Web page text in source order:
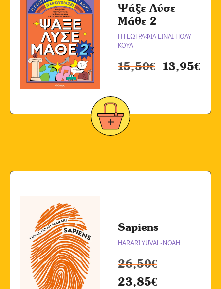
Ψάξε Λύσε
Μάθε 2
Η ΓΕΩΓΡΑΦΙΑ ΕΙΝΑΙ ΠΟΛΥ
ΚΟΥΛ
15,50€ 13,95€
Sapiens
HARARI YUVAL-NOAH
26,50€
23,85€